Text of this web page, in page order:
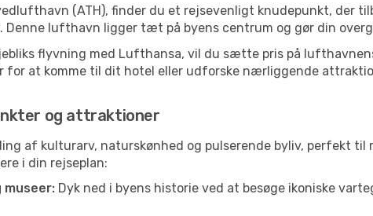
(ATH), finder du et rejsevenligt knudepunkt, der
Denne lufthavn ligger tæt på byens centrum og gør din
flyvning med Lufthansa, vil du sætte pris på
for at komme til dit hotel eller udforske nærliggende
og attraktioner
af kulturarv, naturskønhed og pulserende byliv, perfekt til
i din rejseplan:
museer: Dyk ned i byens historie ved at besøge ikoniske